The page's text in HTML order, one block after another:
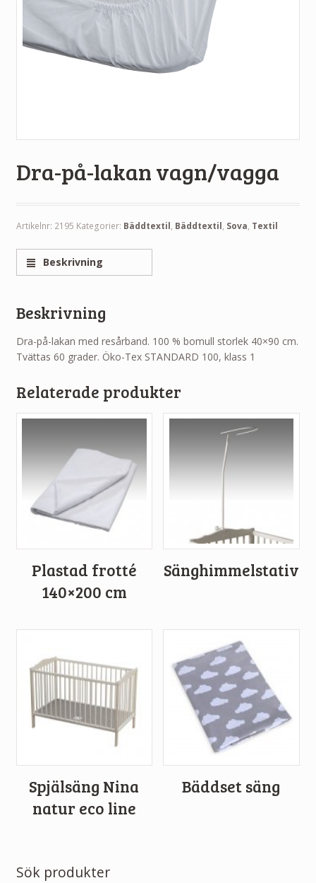
Dra-på-lakan vagn/vagga
Artikelnr: 2195 Kategorier: Bäddtextil, Bäddtextil, Sova, Textil
Beskrivning
Beskrivning
Dra-på-lakan med resårband. 100 % bomull storlek 40×90 cm.
Tvättas 60 grader. Öko-Tex STANDARD 100, klass 1
Relaterade produkter
Plastad frotté
140×200 cm
Sänghimmelstativ
Spjälsäng Nina
natur eco line
Bäddset säng
Sök produkter